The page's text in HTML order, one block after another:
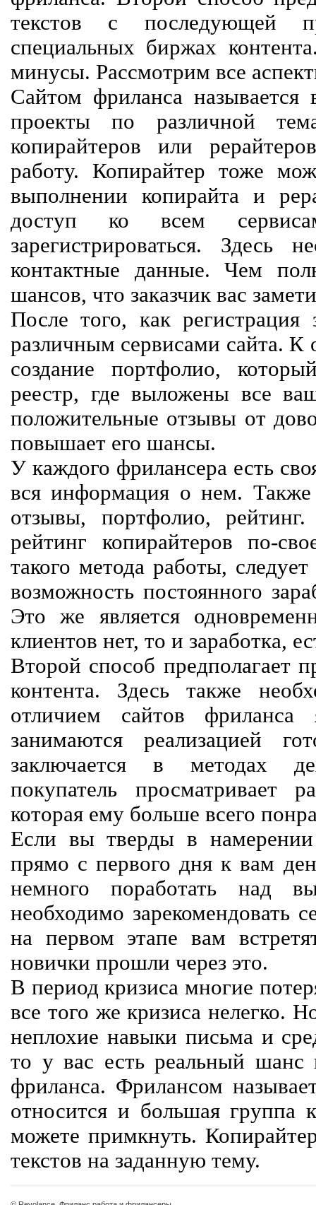
текстов с последующей
специальных биржах
минусы. Рассмотрим все
Сайтом фриланса называется
проекты по различной
копирайтеров или
работу. Копирайтер тоже
выполнении копирайта и
доступ ко всем
зарегистрироваться. Здесь
контактные данные. Чем
шансов, что заказчик вас
После того, как регистрация
различным сервисами сайта. К
создание портфолио,
реестр, где выложены все
положительные отзывы от
повышает его шансы.
У каждого фрилансера есть
вся информация о нем. Также
отзывы, портфолио,
рейтинг копирайтеров по-
такого метода работы,
возможность постоянного
Это же является
клиентов нет, то и заработка,
Второй способ предполагает
контента. Здесь также
отличием сайтов
занимаются реализацией
заключается в методах
покупатель просматривает
которая ему больше всего
Если вы тверды в
прямо с первого дня к вам
немного поработать над
необходимо зарекомендовать
на первом этапе вам
новички прошли через это.
В период кризиса многие
все того же кризиса нелегко.
неплохие навыки письма и
то у вас есть реальный шанс
фриланса. Фрилансом
относится и большая группа
можете примкнуть.
текстов на заданную тему.